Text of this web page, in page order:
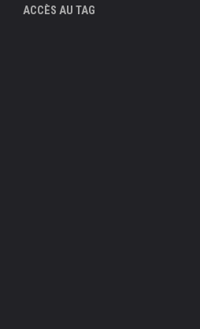
ACCÈS AU TAG